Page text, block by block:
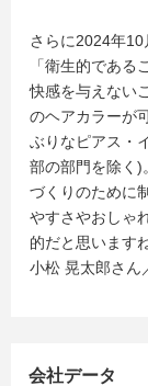
さらに2024年10
「衛生的であ
快感を与えない
のヘアカラーが
ぶりなピアス・
部の部門を除く)
づくりのために
やすさやおしゃ
的だと思いますね
小松 晃太郎さん
会社データ